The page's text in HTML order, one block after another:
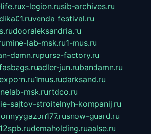
x-legion.rusib-archives.ru
venda-festival.ru
dooraleksandria.ru
mine-lab-msk.ru1-mus.ru
damn.rupurse-factory.ru
fasbags.ruadler-jun.rubandamn.ru
1mus.rudarksand.ru
msk.rurtdco.ru
sajtov-stroitelnyh-kompanij.ru
snow-guard.ru
demaholding.ruaalse.ru